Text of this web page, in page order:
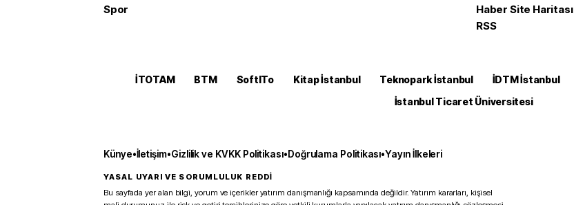
Spor
Haber Site Haritası
RSS
İTOTAM BTM SoftITo Kitap İstanbul Teknopark İstanbul İDTM İstanbul
İstanbul Ticaret Üniversitesi
Künye•İletişim•Gizlilik ve KVKK Politikası•Doğrulama Politikası•Yayın İlkeleri
YASAL UYARI VE SORUMLULUK REDDİ
Bu sayfada yer alan bilgi, yorum ve içerikler yatırım danışmanlığı kapsamında değildir. Yatırım kararları, kişisel